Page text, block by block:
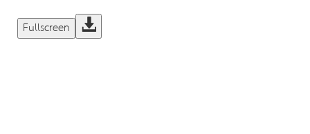
Fullscreen